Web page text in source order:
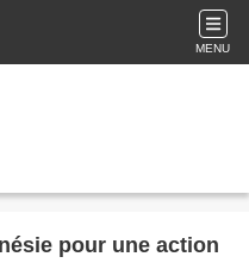
MENU
pour une action